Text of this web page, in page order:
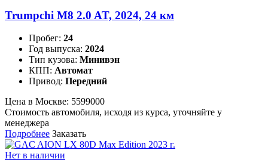
Trumpchi M8 2.0 AT, 2024, 24 км
Пробег: 24
Год выпуска: 2024
Тип кузова: Минивэн
КПП: Автомат
Привод: Передний
Цена в Москве: 5599000
Стоимость автомобиля, исходя из курса, уточняйте у
менеджера
Подробнее Заказать
Нет в наличии